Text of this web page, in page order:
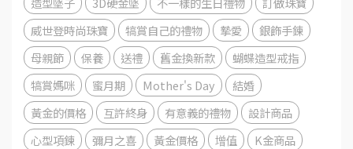
威世登時尚珠寶
犒賞自己的禮物 摯愛
銀飾手鍊
母親節
保養 送禮 舊金換新款
蝴蝶造型戒指
犒賞媽咪
蜜月期 Mother's Day
結婚
黃金的價格
互許終身 有意義的禮物
設計商品
心型項鍊
彌月之喜 黃金價格 增值
K金商品